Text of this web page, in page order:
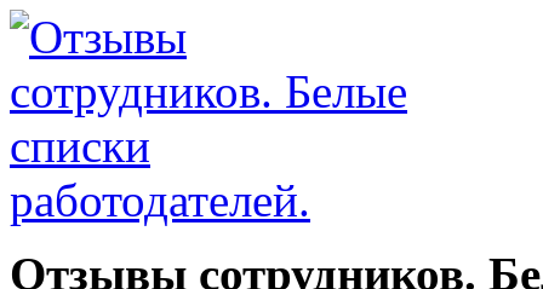
Отзывы сотрудников.